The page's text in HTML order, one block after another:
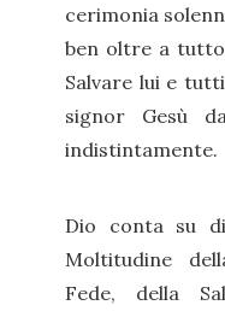
cerimonia
ben oltre a tutto
Salvare lui e
signor Gesù
indistintamente.
Dio conta su
Moltitudine
Fede, della